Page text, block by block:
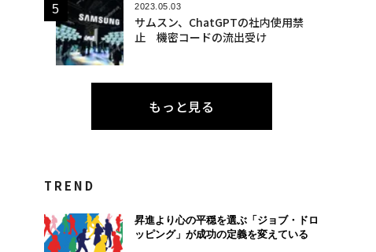
2023.05.03
サムスン、ChatGPTの社内使用禁
止 機密コードの流出受け
もっと見る
TREND
昇進より心の平穏を選ぶ「ジョブ・ドロ
ッピング」が成功の定義を変えている